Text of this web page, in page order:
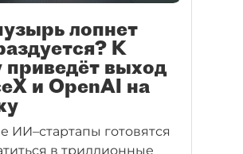
лопнет
К
приведёт выход
и OpenAI на
ИИ–стартапы готовятся
в триллионные